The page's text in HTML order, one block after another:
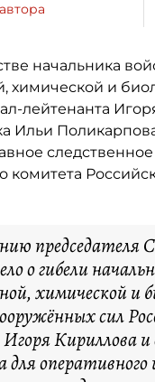
начальника
химической и
лейтенанта
Ильи
комитета
председателя
о гибели
химической и
сил
Кириллова и
оперативного